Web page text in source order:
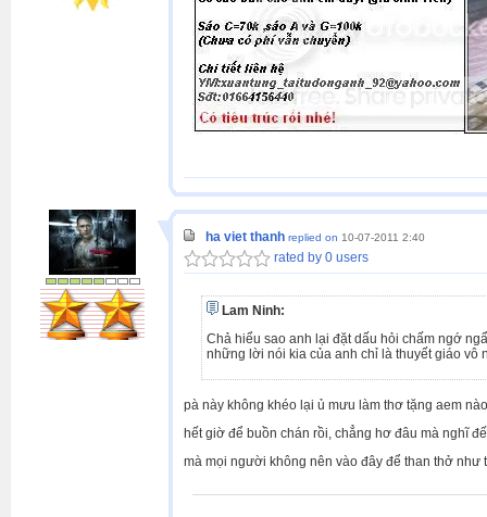
ha viet thanh replied on 10-07-2011 2:40
rated by 0 users
Lam Ninh:
Chả hiểu sao anh lại đặt dấu hỏi chấm ngớ
những lời nói kia của anh chỉ là thuyết giáo
pà này không khéo lại ủ mưu làm thơ tặng aem
hết giờ để buồn chán rồi, chẳng hơ đâu mà nghĩ
mà mọi người không nên vào đây để than thở như